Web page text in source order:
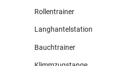
Rollentrainer
Langhantelstation
Bauchtrainer